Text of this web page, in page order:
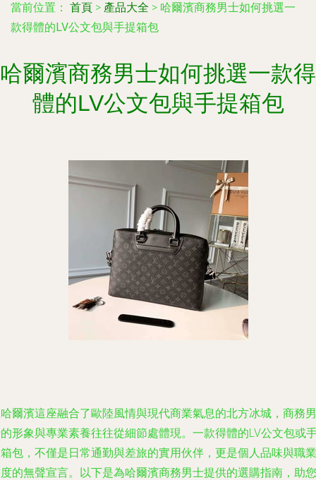
當前位置： 首頁 > 產品大全 > 哈爾濱商務男士如何挑選一
款得體的LV公文包與手提箱包
哈爾濱商務男士如何挑選一款得
體的LV公文包與手提箱包
爾濱這座融合了歐陸風情與現代商業氣息的北方冰城，商務男
形象與專業素養往往從細節處體現。一款得體的LV公文包或
包，不僅是日常通勤與差旅的實用伙伴，更是個人品味與職業
的無聲宣言。以下是為哈爾濱商務男士提供的選購指南，助您